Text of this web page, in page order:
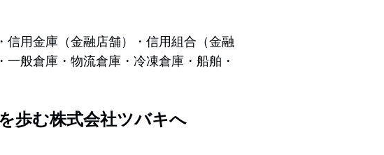
用金庫（金融店舗）・信用組合（金融
般倉庫・物流倉庫・冷凍倉庫・船舶・
歩む株式会社ツバキへ